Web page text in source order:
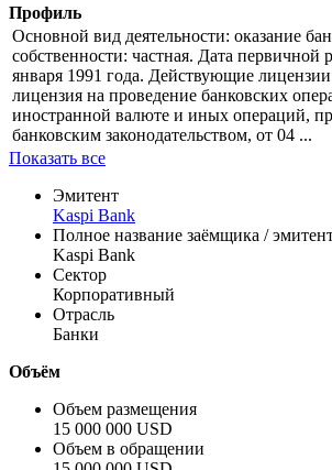
Информация по эмиссии
Профиль
Основной вид деятельности: оказание
собственности: частная. Дата первичной
января 1991 года. Действующие лицензии:
лицензия на проведение банковских
иностранной валюте и иных операций,
банковским законодательством, от 04 ...
Показать все
Эмитент
Kaspi Bank
Полное название заёмщика / эмитента
Kaspi Bank
Корпоративный
Банки
Объём